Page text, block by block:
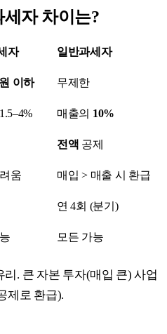
자 차이는?
자 일반과세자
이하 무제한
매출의 10%
전액 공제
움 매입 > 매출 시 환급
연 4회 (분기)
모든 가능
. 큰 자본 투자(매입 큰) 사업
제로 환급).